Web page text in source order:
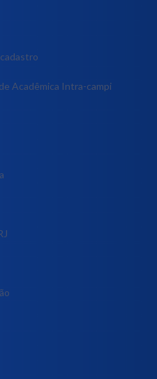
Acadêmica Intra-campi